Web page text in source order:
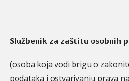
Službenik za zaštitu osobnih
(osoba koja vodi brigu o
podataka i ostvarivanju prava